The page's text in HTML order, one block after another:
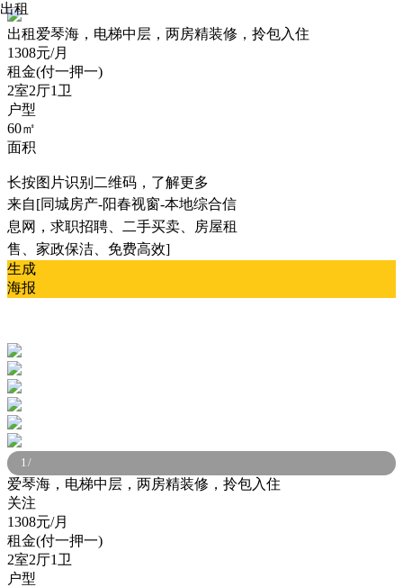
出租 爱琴海，电梯中层，两房精装修，拎包入住
1308元/月
租金(付一押一)
2室2厅1卫
户型
60㎡
面积
长按图片识别二维码，了解更多
来自[同城房产-阳春视窗-本地综合信
息网，求职招聘、二手买卖、房屋租
售、家政保洁、免费高效]
生成
海报
出租
1/
爱琴海，电梯中层，两房精装修，拎包入住
关注
1308元/月
租金(付一押一)
2室2厅1卫
户型